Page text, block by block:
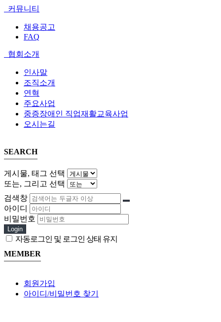
커뮤니티
채용공고
FAQ
협회소개
인사말
조직소개
연혁
주요사업
중증장애인 직업재활교육사업
오시는길
SEARCH
게시물, 태그 선택
또는, 그리고 선택
검색창
아이디
비밀번호
Login
자동로그인 및 로그인 상태 유지
MEMBER
회원가입
아이디/비밀번호 찾기